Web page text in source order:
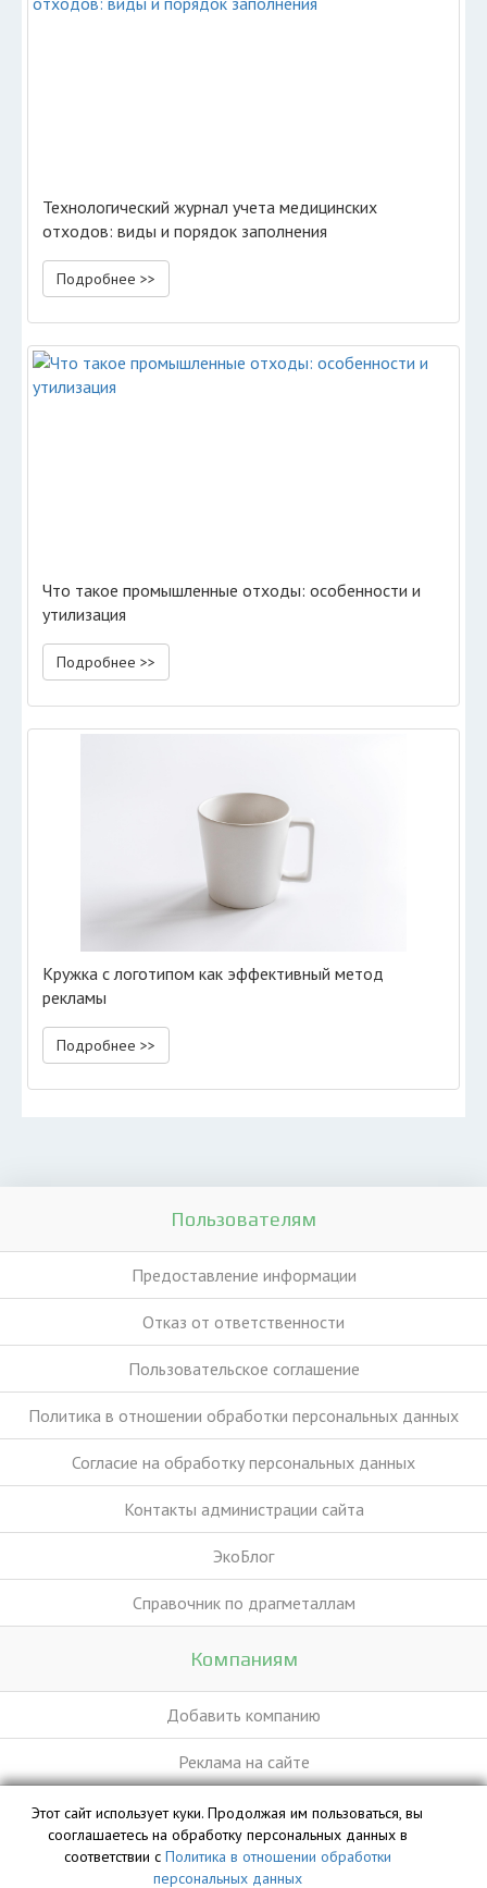
Технологический журнал учета медицинских
отходов: виды и порядок заполнения
Подробнее >>
Что такое промышленные отходы: особенности и
утилизация
Подробнее >>
Кружка с логотипом как эффективный метод
рекламы
Подробнее >>
Пользователям
Предоставление информации
Отказ от ответственности
Пользовательское соглашение
Политика в отношении обработки персональных данных
Согласие на обработку персональных данных
Контакты администрации сайта
ЭкоБлог
Справочник по драгметаллам
Компаниям
Добавить компанию
Реклама на сайте
База данных сайта vyvoz.org является интеллектуальной
собственностью ООО «Профит» и охраняется законом.
Этот сайт использует куки. Продолжая им пользоваться, вы
сооглашаетесь на обработку персональных данных в
соответствии с Политика в отношении обработки
персональных данных